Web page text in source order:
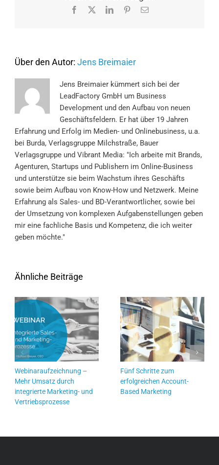
der
Facebook LinkedInPinterest
E-
Über den Autor: Jens Breimaier
Jens Breimaier kümmert sich bei der
LeadFactory GmbH um Business
Development und den Aufbau von neuen
Geschäftsfeldern. Er hat über 19 Jahren
Erfahrung und Erfolg im Medien- und Onlinebusiness, u.a.
bei Burda, Verlagsgruppe Milchstraße, Bauer
Verlagsgruppe und Vibrant Media: "Ich arbeite mit Brands,
Agenturen, Startups und Publishern im Online-Business
und unterstütze sie beim Wachstum ihres Geschäfts
sowie beim Aufbau von Know-How und Netzwerk. Meine
Erfahrung als Sales- und BD-Verantwortlicher, sowie bei
der Umsetzung von komplexen Aufgabenstellungen geben
mir eine fachliche Basis und Kompetenz, die ich weiter
geben möchte."
Ähnliche Beiträge
Webinaraufzeichnung –
Mehr Umsatz durch
integrierte Marketing- und
Vertriebsprozesse
Fünf Schritte zum
erfolgreichen Account-
Based Marketing